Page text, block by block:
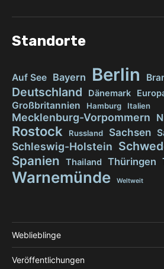
Standorte
Auf See Bayern Berlin
Deutschland Dänemark
Großbritannien Hamburg Italien
Mecklenburg-Vorpommern
Rostock Russland Sachsen
Schleswig-Holstein
Spanien Thailand Thüringen
Warnemünde Weltweit
Weblieblinge
Veröffentlichungen